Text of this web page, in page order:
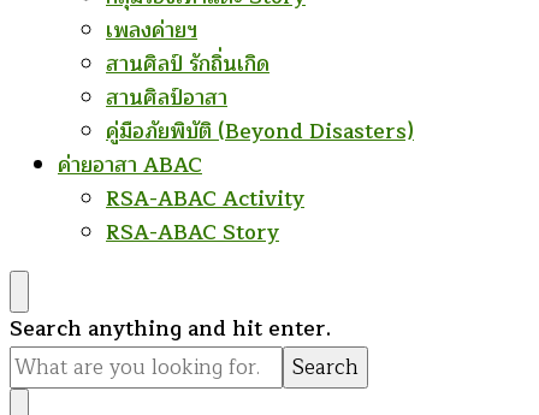
เพลงค่ายฯ
สานศิลป์ รักถิ่นเกิด
สานศิลป์อาสา
คู่มือภัยพิบัติ (Beyond Disasters)
ค่ายอาสา ABAC
RSA-ABAC Activity
RSA-ABAC Story
Looking
for
Something?
Search anything and hit enter.